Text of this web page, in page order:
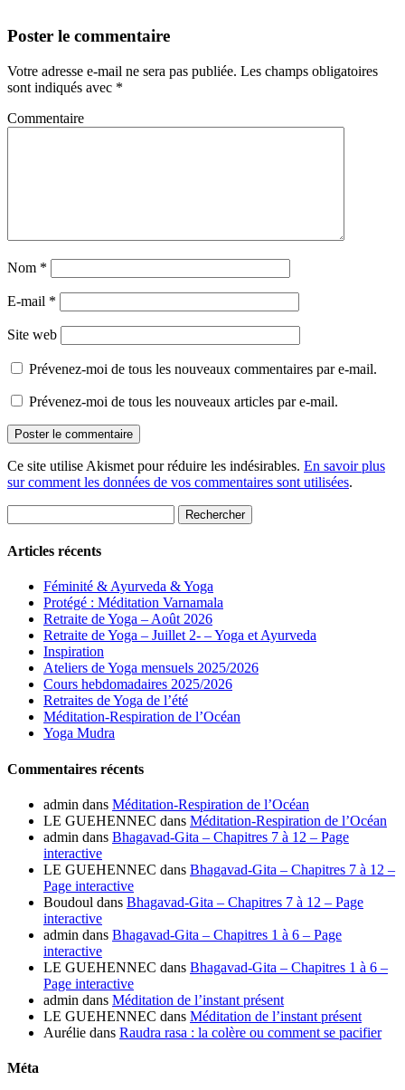
Poster le commentaire
Votre adresse e-mail ne sera pas publiée. Les champs obligatoires
sont indiqués avec *
Commentaire
Nom *
E-mail *
Site web
Prévenez-moi de tous les nouveaux commentaires par e-mail.
Prévenez-moi de tous les nouveaux articles par e-mail.
Ce site utilise Akismet pour réduire les indésirables. En savoir plus
sur comment les données de vos commentaires sont utilisées.
Articles récents
Féminité & Ayurveda & Yoga
Protégé : Méditation Varnamala
Retraite de Yoga – Août 2026
Retraite de Yoga – Juillet 2- – Yoga et Ayurveda
Inspiration
Ateliers de Yoga mensuels 2025/2026
Cours hebdomadaires 2025/2026
Retraites de Yoga de l’été
Méditation-Respiration de l’Océan
Yoga Mudra
Commentaires récents
admin dans Méditation-Respiration de l’Océan
LE GUEHENNEC dans Méditation-Respiration de l’Océan
admin dans Bhagavad-Gita – Chapitres 7 à 12 – Page
interactive
LE GUEHENNEC dans Bhagavad-Gita – Chapitres 7 à 12 –
Page interactive
Boudoul dans Bhagavad-Gita – Chapitres 7 à 12 – Page
interactive
admin dans Bhagavad-Gita – Chapitres 1 à 6 – Page
interactive
LE GUEHENNEC dans Bhagavad-Gita – Chapitres 1 à 6 –
Page interactive
admin dans Méditation de l’instant présent
LE GUEHENNEC dans Méditation de l’instant présent
Aurélie dans Raudra rasa : la colère ou comment se pacifier
Méta